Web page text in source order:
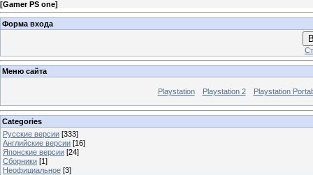
[Gamer PS one]
Форма входа
Меню сайта
Playstation Playstation 2 Playstation
Categories
Русские версии [333]
Английские версии [16]
Японские версии [24]
Сборники [1]
Неофициальное [3]